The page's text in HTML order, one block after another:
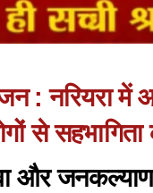
: नरियरा में
से
और जनकल्याण